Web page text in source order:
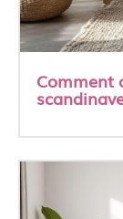
Comment